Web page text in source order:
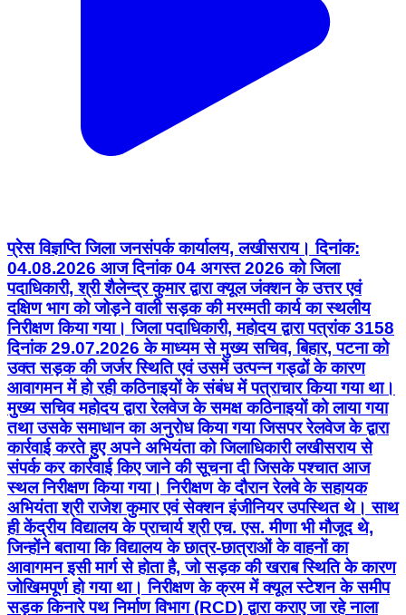
प्रेस विज्ञप्ति जिला जनसंपर्क कार्यालय, लखीसराय। दिनांक:
04.08.2026 आज दिनांक 04 अगस्त 2026 को जिला
पदाधिकारी, श्री शैलेन्द्र कुमार द्वारा क्यूल जंक्शन के उत्तर एवं
दक्षिण भाग को जोड़ने वाली सड़क की मरम्मती कार्य का स्थलीय
निरीक्षण किया गया। जिला पदाधिकारी, महोदय द्वारा पत्रांक 3158
दिनांक 29.07.2026 के माध्यम से मुख्य सचिव, बिहार, पटना को
उक्त सड़क की जर्जर स्थिति एवं उसमें उत्पन्न गड्ढों के कारण
आवागमन में हो रही कठिनाइयों के संबंध में पत्राचार किया गया था।
मुख्य सचिव महोदय द्वारा रेलवेज के समक्ष कठिनाइयों को लाया गया
तथा उसके समाधान का अनुरोध किया गया जिसपर रेलवेज के द्वारा
कार्रवाई करते हुए अपने अभियंता को जिलाधिकारी लखीसराय से
संपर्क कर कार्रवाई किए जाने की सूचना दी जिसके पश्चात आज
स्थल निरीक्षण किया गया। निरीक्षण के दौरान रेलवे के सहायक
अभियंता श्री राजेश कुमार एवं सेक्शन इंजीनियर उपस्थित थे। साथ
ही केंद्रीय विद्यालय के प्राचार्य श्री एच. एस. मीणा भी मौजूद थे,
जिन्होंने बताया कि विद्यालय के छात्र-छात्राओं के वाहनों का
आवागमन इसी मार्ग से होता है, जो सड़क की खराब स्थिति के कारण
जोखिमपूर्ण हो गया था। निरीक्षण के क्रम में क्यूल स्टेशन के समीप
सड़क किनारे पथ निर्माण विभाग (RCD) द्वारा कराए जा रहे नाला